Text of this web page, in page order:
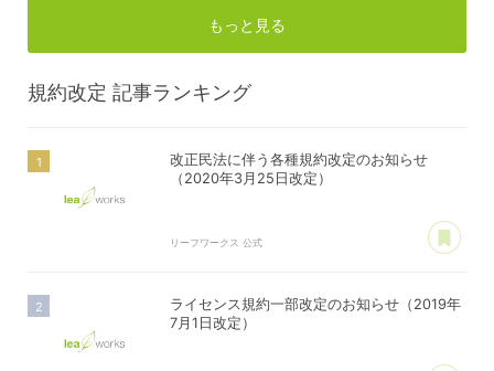
もっと見る
規約改定 記事ランキング
改正民法に伴う各種規約改定のお知らせ
（2020年3月25日改定）
リーフワークス 公式
ライセンス規約一部改定のお知らせ（2019年
7月1日改定）